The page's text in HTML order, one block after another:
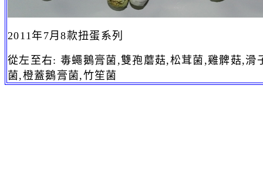
2011年7月8款扭蛋系列
從左至右:毒蠅鵝膏 菌,雙孢蘑菇,松茸菌,雞髀菇,滑
菌,橙蓋鵝膏菌,竹笙菌